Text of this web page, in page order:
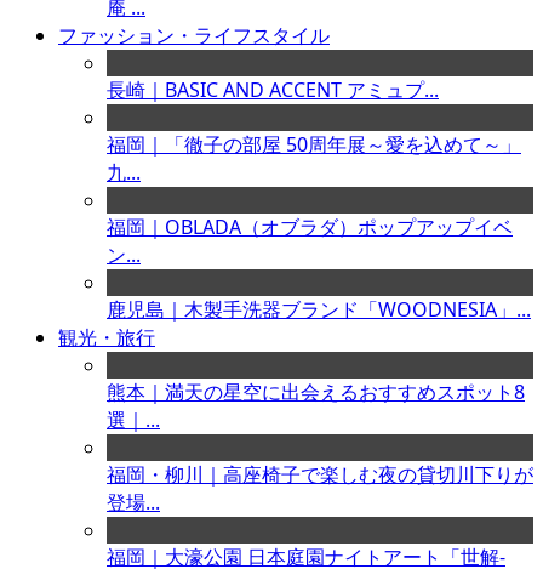
庵 ...
ファッション・ライフスタイル
長崎｜BASIC AND ACCENT アミュプ...
福岡｜「徹子の部屋 50周年展～愛を込めて～」
九...
福岡｜OBLADA（オブラダ）ポップアップイベ
ン...
鹿児島｜木製手洗器ブランド「WOODNESIA」...
観光・旅行
熊本｜満天の星空に出会えるおすすめスポット8
選｜...
福岡・柳川｜高座椅子で楽しむ夜の貸切川下りが
登場...
福岡｜大濠公園 日本庭園ナイトアート「世解-